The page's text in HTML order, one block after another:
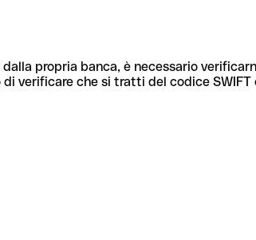
propria banca, è necessario
verificare che si tratti del codice